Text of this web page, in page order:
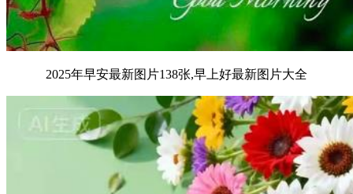
2025年早安最新图片138张,早上好最新图片大全